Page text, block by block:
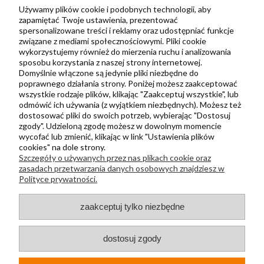
Zbieraj punkty za zakupy
Informacje
Kontakt
Regulamin
Polityka prywatności
Metody wysyłki i płatności
Płatności odroczone PayPo
Zwroty i reklamacje
Newsletter
sklep@kapak.pl
Używamy plików cookie i podobnych technologii, aby
zapamiętać Twoje ustawienia, prezentować
spersonalizowane treści i reklamy oraz udostępniać funkcje
związane z mediami społecznościowymi. Pliki cookie
wykorzystujemy również do mierzenia ruchu i analizowania
sposobu korzystania z naszej strony internetowej.
Domyślnie włączone są jedynie pliki niezbędne do
poprawnego działania strony. Poniżej możesz zaakceptować
wszystkie rodzaje plików, klikając "Zaakceptuj wszystkie", lub
odmówić ich używania (z wyjątkiem niezbędnych). Możesz też
dostosować pliki do swoich potrzeb, wybierając "Dostosuj
zgody". Udzieloną zgodę możesz w dowolnym momencie
wycofać lub zmienić, klikając w link "Ustawienia plików
cookies" na dole strony.
Szczegóły o używanych przez nas plikach cookie oraz
zasadach przetwarzania danych osobowych znajdziesz w
Polityce prywatności.
zaakceptuj tylko niezbędne
dostosuj zgody